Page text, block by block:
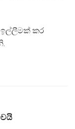
ඉල්ලීමක් කර